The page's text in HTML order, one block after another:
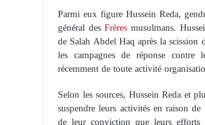
Parmi eux figure Hussein Reda,
général desFrères musulmans.
de Salah Abdel Haq après la
les campagnes de réponse
récemment de toute activité
Selon les sources, Hussein Reda et
suspendre leurs activités en raison